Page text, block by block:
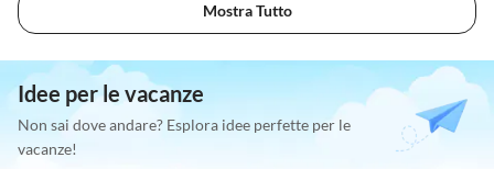
Mostra Tutto
Idee per le vacanze
Non sai dove andare? Esplora idee perfette per le
vacanze!